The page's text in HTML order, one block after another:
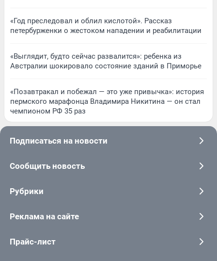
«Год преследовал и облил кислотой». Рассказ
петербурженки о жестоком нападении и реабилитации
«Выглядит, будто сейчас развалится»: ребенка из
Австралии шокировало состояние зданий в Приморье
«Позавтракал и побежал — это уже привычка»: история
пермского марафонца Владимира Никитина — он стал
чемпионом РФ 35 раз
Подписаться на новости
Сообщить новость
Рубрики
Реклама на сайте
Прайс-лист